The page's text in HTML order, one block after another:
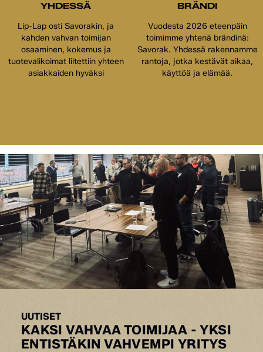
YHDESSÄ
Lip-Lap osti Savorakin, ja
kahden vahvan toimijan
osaaminen, kokemus ja
tuotevalikoimat liitettiin yhteen
asiakkaiden hyväksi
BRÄNDI
Vuodesta 2026 eteenpäin
toimimme yhtenä brändinä:
Savorak. Yhdessä rakennamme
rantoja, jotka kestävät aikaa,
käyttöä ja elämää.
UUTISET
KAKSI VAHVAA TOIMIJAA - YKSI
ENTISTÄKIN VAHVEMPI YRITYS